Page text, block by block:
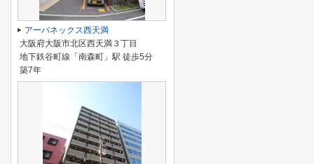
アーバネックス西天満
大阪府大阪市北区西天満３丁目
地下鉄谷町線「南森町」駅 徒歩5分
築7年